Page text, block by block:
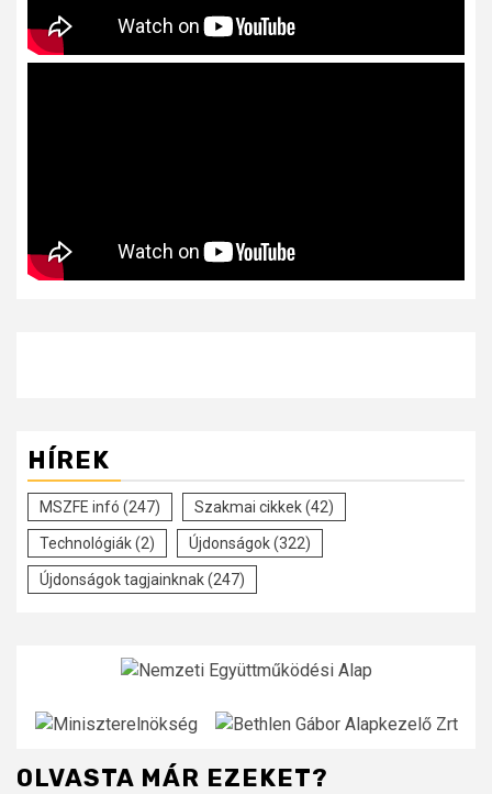
HÍREK
MSZFE infó (247) Szakmai cikkek(42)
Technológiák(2) Újdonságok(322)
Újdonságok tagjainknak(247)
OLVASTA MÁR EZEKET?